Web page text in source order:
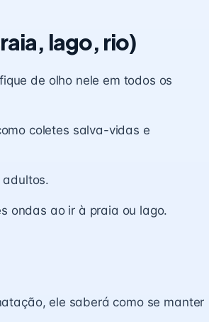
lago, rio)
de olho nele em todos os
coletes salva-vidas e
adultos.
ondas ao ir à praia ou lago.
ele saberá como se manter